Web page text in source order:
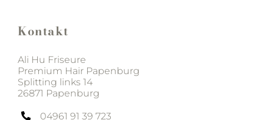
Kontakt
Ali Hu Friseure
Premium Hair Papenburg
Splitting links 14
26871 Papenburg
04961 91 39 723